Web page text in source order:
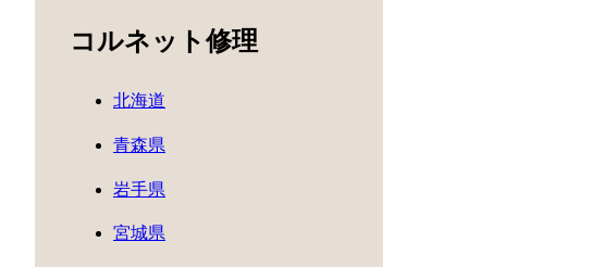
コルネット修理
北海道
青森県
岩手県
宮城県